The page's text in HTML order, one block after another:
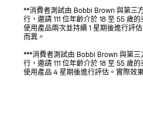
**消費者測試由 Bobbi Brown 與第三
行，邀請 111 位年齡介於 18 至 55 歲
使用產品兩次並持續 1 星期後進行評
而異。
***消費者測試由 Bobbi Brown 與第三
行，邀請 111 位年齡介於 18 至 55 歲
使用產品 4 星期後進行評估。實際效